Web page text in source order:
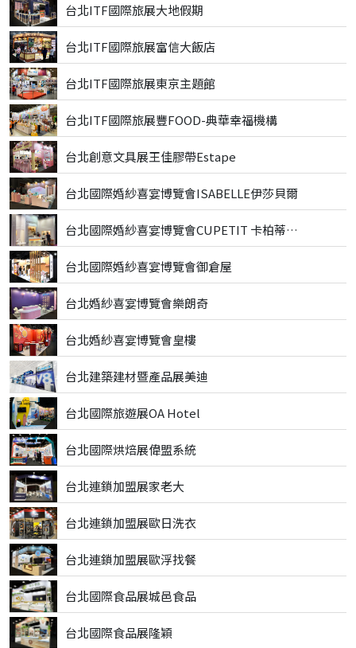
台北ITF國際旅展大地假期
台北ITF國際旅展富信大飯店
台北ITF國際旅展東京主題館
台北ITF國際旅展豐FOOD-典華幸福機構
台北創意文具展王佳膠帶Estape
台北國際婚紗喜宴博覽會ISABELLE伊莎貝爾
台北國際婚紗喜宴博覽會CUPETIT 卡柏蒂精品甜點
台北國際婚紗喜宴博覽會御倉屋
台北婚紗喜宴博覽會樂朗奇
台北婚紗喜宴博覽會皇樓
台北建築建材暨產品展美迪
台北國際旅遊展OA Hotel
台北國際烘焙展偉盟系統
台北連鎖加盟展家老大
台北連鎖加盟展歐日洗衣
台北連鎖加盟展歐浮找餐
台北國際食品展城邑食品
台北國際食品展隆穎